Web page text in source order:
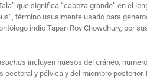
que significa “cabeza grande” en el
término usualmente usado para
indio Tapan Roy Chowdhury, por
incluyen huesos del cráneo,
pectoral y pélvica y del miembro